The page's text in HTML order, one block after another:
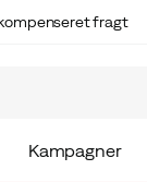
fragt
Kampagner